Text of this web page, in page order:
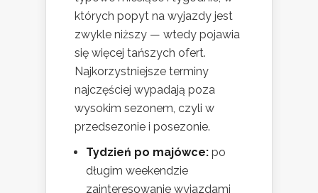
których popyt na wyjazdy jest
zwykle niższy — wtedy pojawia
się więcej tańszych ofert.
Najkorzystniejsze terminy
najczęściej wypadają poza
wysokim sezonem, czyli w
przedsezonie i posezonie.
Tydzień po majówce: po
długim weekendzie
zainteresowanie wyjazdami